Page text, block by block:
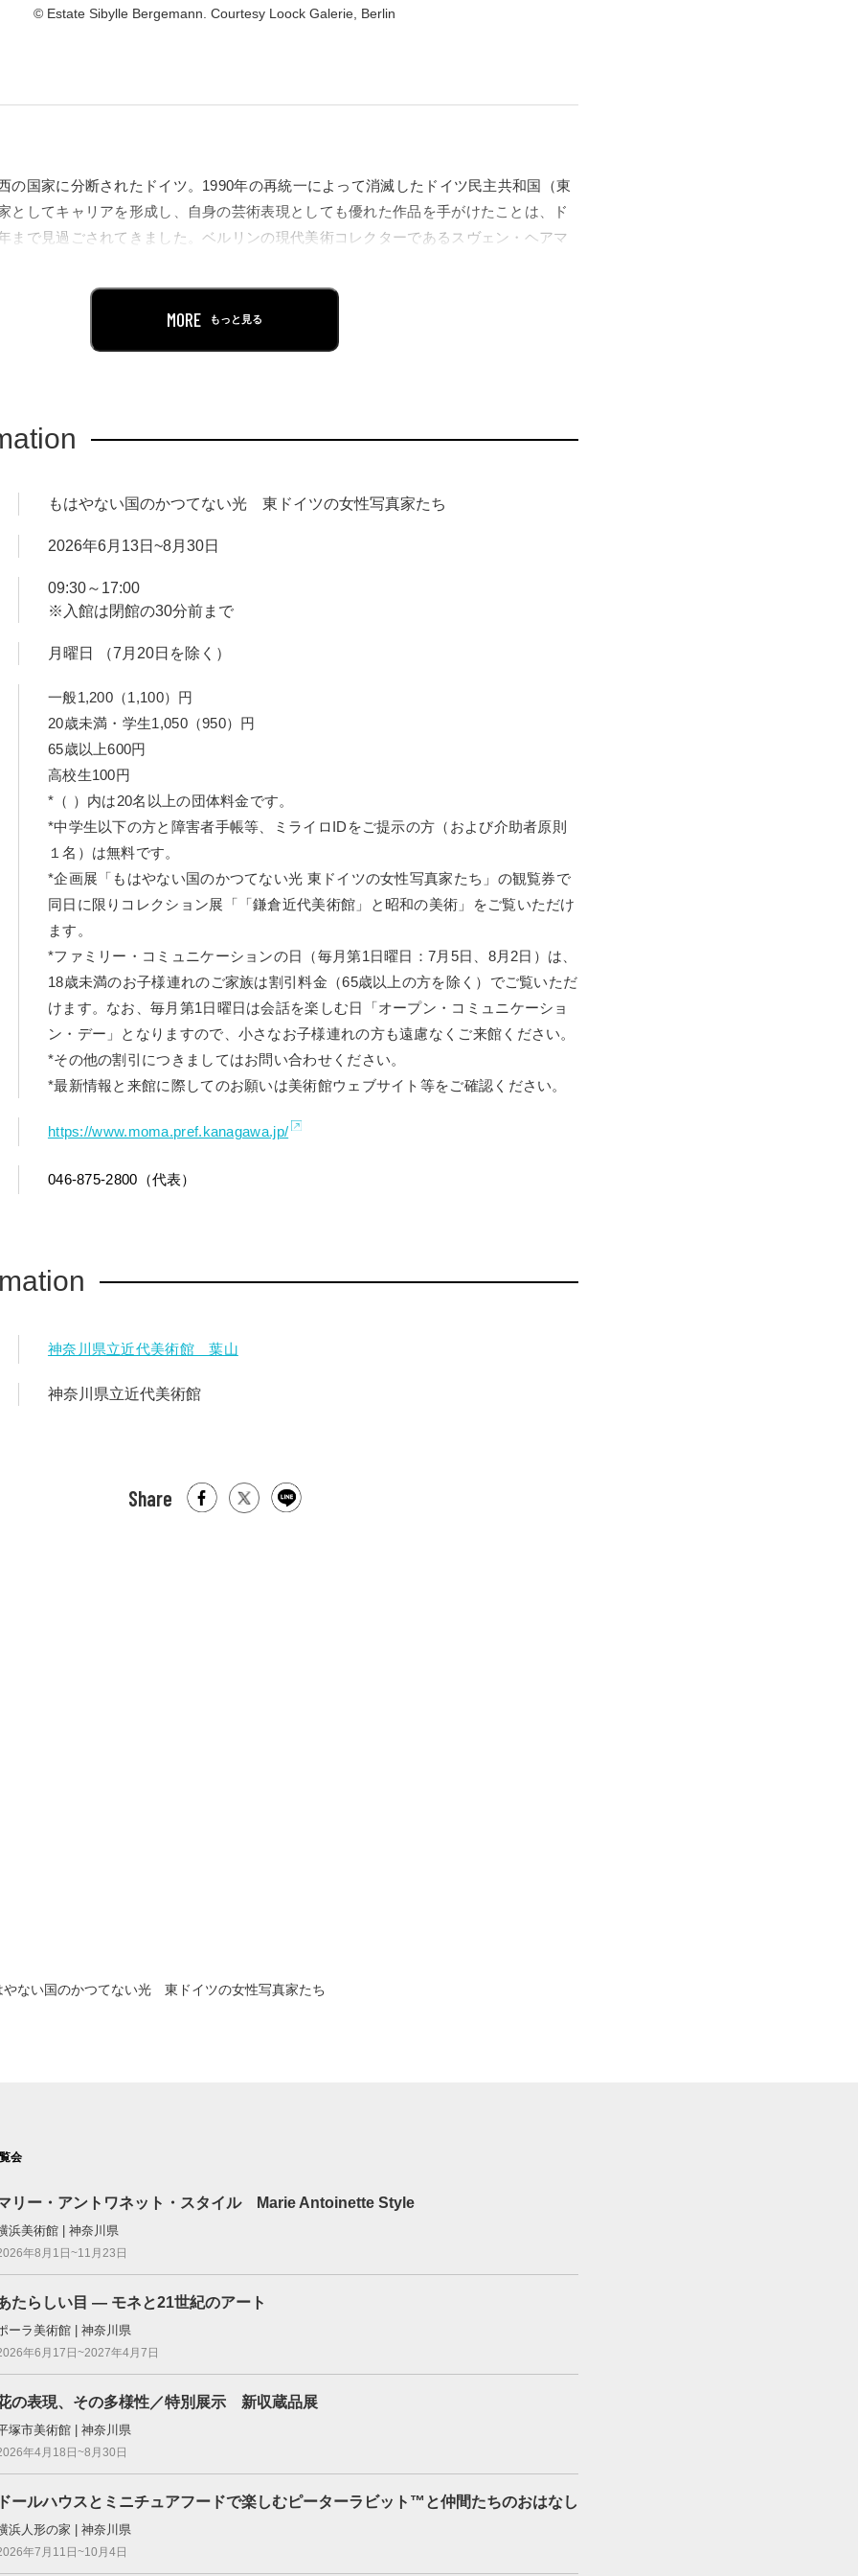
© Estate Sibylle Bergemann. Courtesy Loock Galerie, Berlin
の国家に分断されたドイツ。1990年の再統一によって消滅したドイツ民主共和国（東
としてキャリアを形成し、自身の芸術表現としても優れた作品を手がけたことは、ド
まで見過ごされてきました。ベルリンの現代美術コレクターであるスヴェン・ヘアマ
る本展は、かつて存在した国で社会と日常の光景に注がれた繊細な視線と確かな技術
が果たした役割を考えるものです。
MORE もっと見る
もはやない国のかつてない光 東ドイツの女性写真家たち
2026年6月13日~8月30日
09:30～17:00
※入館は閉館の30分前まで
月曜日 （7月20日を除く）
一般1,200（1,100）円
20歳未満・学生1,050（950）円
65歳以上600円
高校生100円
*（ ）内は20名以上の団体料金です。
*中学生以下の方と障害者手帳等、ミライロIDをご提示の方（および介助者原則
１名）は無料です。
*企画展「もはやない国のかつてない光 東ドイツの女性写真家たち」の観覧券で
同日に限りコレクション展「「鎌倉近代美術館」と昭和の美術」をご覧いただけ
ます。
*ファミリー・コミュニケーションの日（毎月第1日曜日：7月5日、8月2日）は、
18歳未満のお子様連れのご家族は割引料金（65歳以上の方を除く）でご覧いただ
けます。なお、毎月第1日曜日は会話を楽しむ日「オープン・コミュニケーショ
ン・デー」となりますので、小さなお子様連れの方も遠慮なくご来館ください。
*その他の割引につきましてはお問い合わせください。
*最新情報と来館に際してのお願いは美術館ウェブサイト等をご確認ください。
https://www.moma.pref.kanagawa.jp/
046-875-2800（代表）
神奈川県立近代美術館 葉山
神奈川県立近代美術館
Share
やない国のかつてない光 東ドイツの女性写真家たち
会
リー・アントワネット・スタイル Marie Antoinette Style
浜美術館 | 神奈川県
年8月1日~11月23日
たらしい目 ― モネと21世紀のアート
ーラ美術館 | 神奈川県
年6月17日~2027年4月7日
の表現、その多様性／特別展示 新収蔵品展
塚市美術館 | 神奈川県
年4月18日~8月30日
ドールハウスとミニチュアフードで楽しむピーターラビット™と仲間たちのおはなし
浜人形の家 | 神奈川県
年7月11日~10月4日